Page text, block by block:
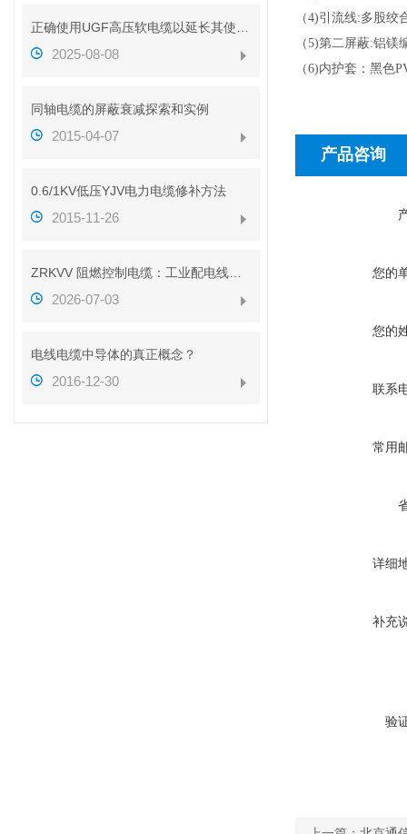
2025-08-08
同轴电缆的屏蔽衰减探索和实例
2015-04-07
0.6/1KV低压YJV电力电缆修补方法
2015-11-26
2026-07-03
电线电缆中导体的真正概念？
2016-12-30
（4)引流线:多股绞
（5)第二屏蔽:铝镁
（6)内护套：黑色
产品咨询
您的
您的
联系
常用
详细
补充
验